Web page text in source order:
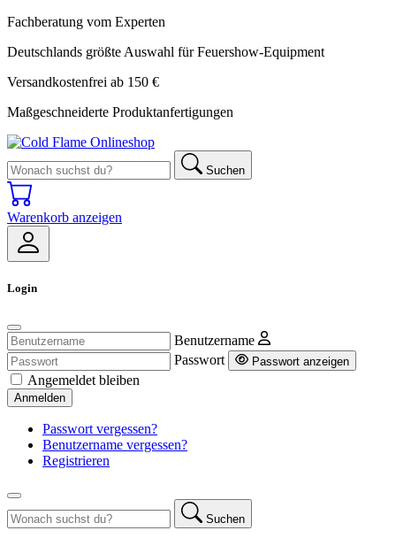
Fachberatung vom Experten
Deutschlands größte Auswahl für Feuershow-Equipment
Versandkostenfrei ab 150 €
Maßgeschneiderte Produktanfertigungen
Suchen
Warenkorb anzeigen
Login
Benutzername
Passwort
Passwort anzeigen
Angemeldet bleiben
Anmelden
Passwort vergessen?
Benutzername vergessen?
Registrieren
Suchen